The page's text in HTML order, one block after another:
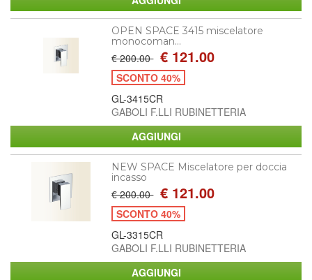
OPEN SPACE 3415 miscelatore
monocoman...
€ 200.00 € 121.00
SCONTO 40%
GL-3415CR
GABOLI F.LLI RUBINETTERIA
NEW SPACE Miscelatore per doccia
incasso
€ 200.00 € 121.00
SCONTO 40%
GL-3315CR
GABOLI F.LLI RUBINETTERIA